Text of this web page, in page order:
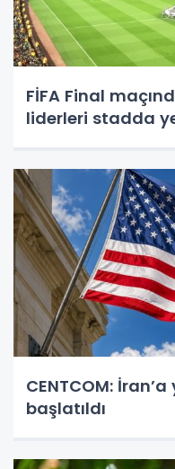
FİFA Final
liderleri stadda
CENTCOM:
başlatıldı